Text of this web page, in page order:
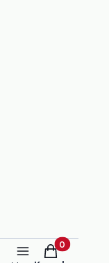
Produkty w